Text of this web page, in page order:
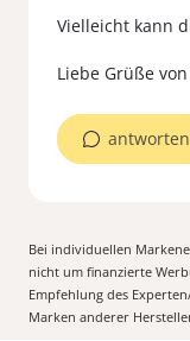
Vielleicht kann
antworten
Bei individuellen
nicht um finanzierte
Empfehlung des
Marken anderer